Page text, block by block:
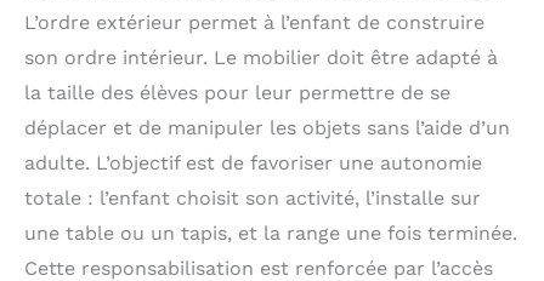
L’ordre extérieur permet à l’enfant de construire
son ordre intérieur. Le mobilier doit être adapté à
la taille des élèves pour leur permettre de se
déplacer et de manipuler les objets sans l’aide d’un
adulte. L’objectif est de favoriser une autonomie
totale : l’enfant choisit son activité, l’installe sur
une table ou un tapis, et la range une fois terminée.
Cette responsabilisation est renforcée par l’accès